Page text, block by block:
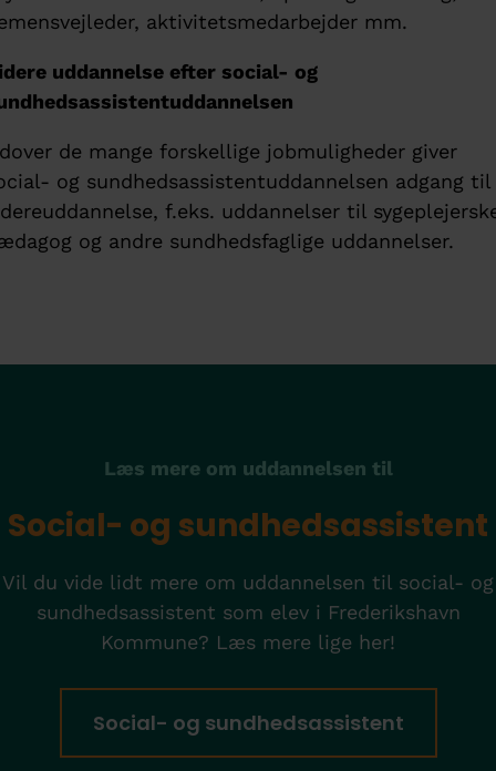
aktivitetsmedarbejder mm.
uddannelse efter social- og
de mange forskellige jobmuligheder giver
og sundhedsassistentuddannelsen adgang til
f.eks. uddannelser til
og andre sundhedsfaglige uddannelser.
Læs mere om uddannelsen til
Social- og sundhedsassistent
Vil du vide lidt mere om uddannelsen til social- og
sundhedsassistent som elev i Frederikshavn
Kommune? Læs mere lige her!
Social- og sundhedsassistent